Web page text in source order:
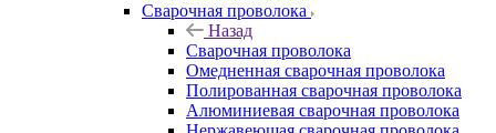
Сварочная проволока
Назад
Сварочная проволока
Омедненная сварочная проволока
Полированная сварочная проволока
Алюминиевая сварочная проволока